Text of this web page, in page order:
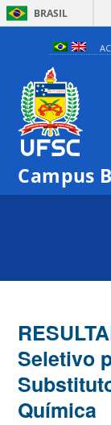
BRASIL
Campus
Seletivo
Química